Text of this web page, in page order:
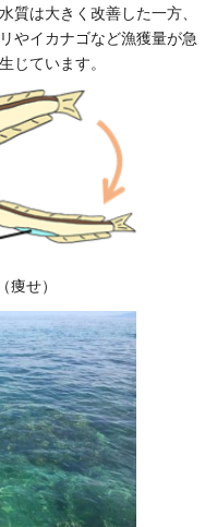
質は大きく改善した一方、
やイカナゴなど漁獲量が急
じています。
痩せ）